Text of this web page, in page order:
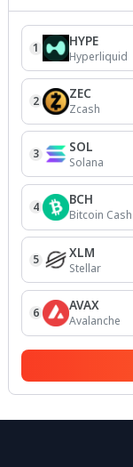
1 HYPE
Hyperliquid
2 ZEC
Zcash
3 SOL
Solana
4 BCH
Bitcoin Cash
5 XLM
Stellar
6 AVAX
Avalanche